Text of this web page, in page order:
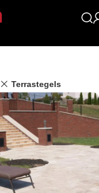
Terrastegels